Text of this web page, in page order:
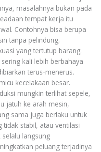
masalahnya bukan pada
tempat kerja itu
Contohnya bisa berupa
tanpa pelindung,
yang tertutup barang.
sering kali lebih berbahaya
terus-menerus.
kecelakaan besar.
mungkin terlihat sepele,
jatuh ke arah mesin,
sama juga berlaku untuk
stabil, atau ventilasi
langsung
peluang terjadinya